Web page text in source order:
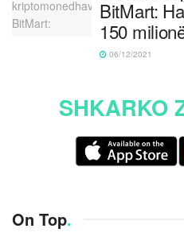
BitMart:
150
06/12/2021
SHKARKO
On Top.